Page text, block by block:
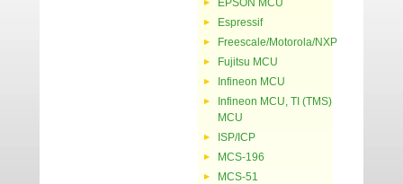
EPSON MCU
Espressif
Freescale/Motorola/NXP
Fujitsu MCU
Infineon MCU
Infineon MCU, TI (TMS)
MCU
ISP/ICP
MCS-196
MCS-51